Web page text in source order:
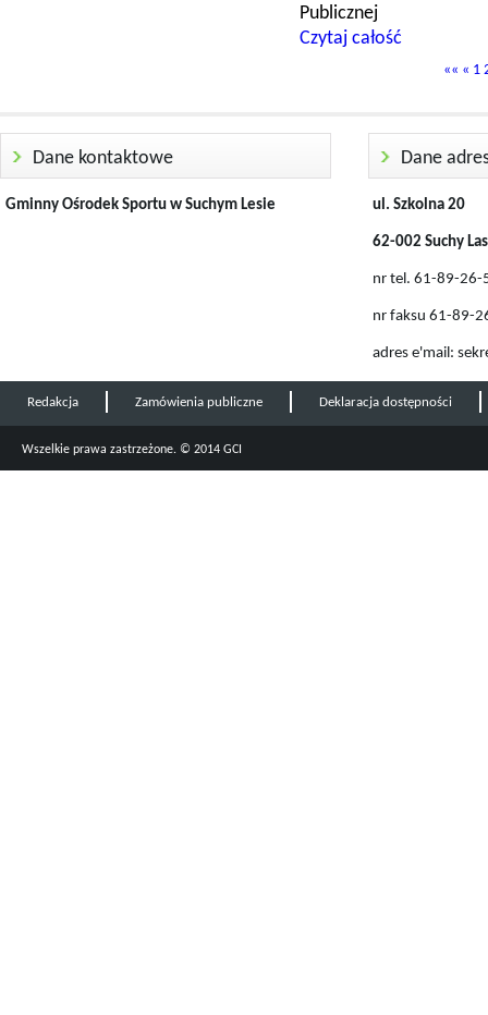
Publicznej
Czytaj całość
«« « 1
Dane kontaktowe
Gminny Ośrodek Sportu w Suchym Lesie
Dane
ul. Szkolna 20
62-002 Suchy Las
nr tel. 61-89-26-
nr faksu 61-89-
adres e'mail:
Redakcja Zamówienia publiczne Deklaracja dostępności
Wszelkie prawa zastrzeżone. © 2014 GCI